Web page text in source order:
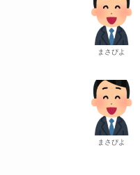
まさぴよ
まさぴよ